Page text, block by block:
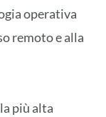
operativa
remoto e alla
più alta